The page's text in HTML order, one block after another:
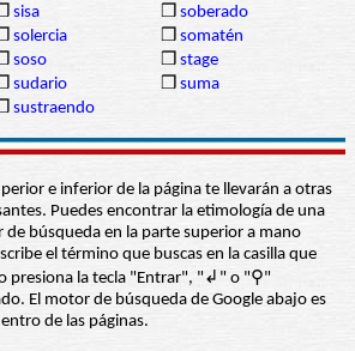
sisa ❒ soberado
solercia ❒ somatén
soso ❒ stage
sudario ❒ suma
sustraendo
e inferior de la página te llevarán a otras
Puedes encontrar la etimología de una
búsqueda en la parte superior a mano
el término que buscas en la casilla que
presiona la tecla "Entrar", "↲" o "⚲"
El motor de búsqueda de Google abajo es
de las páginas.